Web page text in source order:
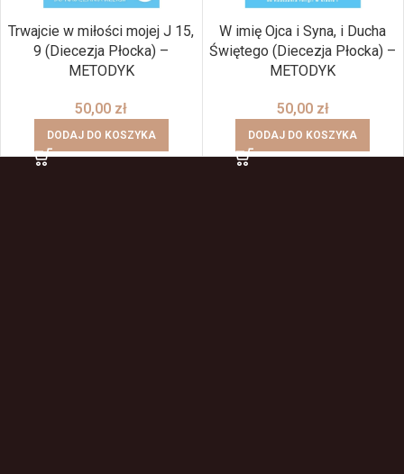
Trwajcie w miłości mojej J 15,
9 (Diecezja Płocka) –
METODYK
50,00 zł
DODAJ DO KOSZYKA
W imię Ojca i Syna, i Ducha
Świętego (Diecezja Płocka) –
METODYK
50,00 zł
DODAJ DO KOSZYKA